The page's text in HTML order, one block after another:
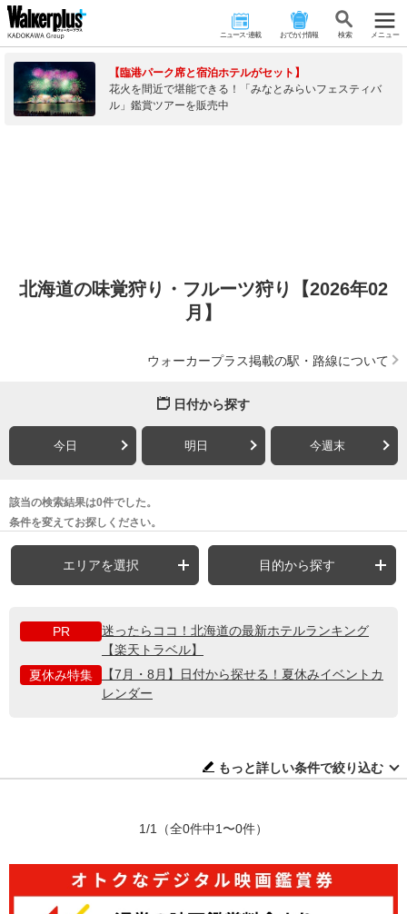
ニュース･連載 おでかけ情報 検 索 メニュー
【臨港パーク席と宿泊ホテルがセット】
花火を間近で堪能できる！「みなとみらいフェスティバ
ル」鑑賞ツアーを販売中
北海道の味覚狩り・フルーツ狩り【2026年02
月】
ウォーカープラス掲載の駅・路線について
日付から探す
今日 明日 今週末
該当の検索結果は0件でした。
条件を変えてお探しください。
エリアを選択 目的から探す
PR
迷ったらココ！北海道の最新ホテルランキング
【楽天トラベル】
夏休み特集
【7月・8月】日付から探せる！夏休みイベントカ
レンダー
もっと詳しい条件で絞り込む
1/1 （全0件中1〜0件）